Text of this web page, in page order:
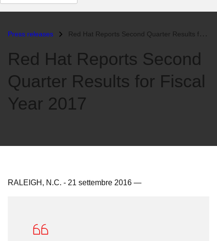
lingua
Press releases Red Hat Reports Second Quarter Results for Fiscal Year 2017...
Red Hat Reports Second
Quarter Results for Fiscal
Year 2017
RALEIGH, N.C. - 21 settembre 2016 —